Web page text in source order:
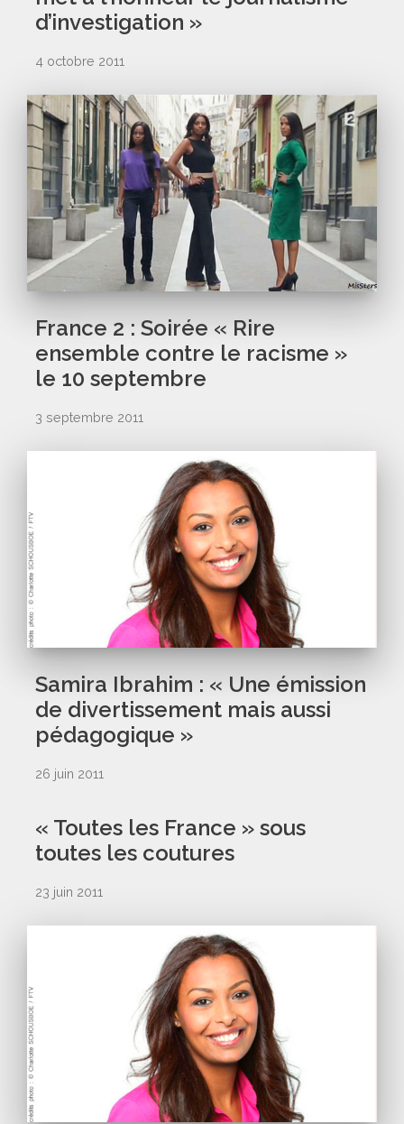
d’investigation »
4 octobre 2011
France 2 : Soirée « Rire
ensemble contre le racisme »
le 10 septembre
3 septembre 2011
Samira Ibrahim : « Une émission
de divertissement mais aussi
pédagogique »
26 juin 2011
« Toutes les France » sous
toutes les coutures
23 juin 2011